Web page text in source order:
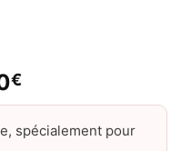
€
spécialement pour